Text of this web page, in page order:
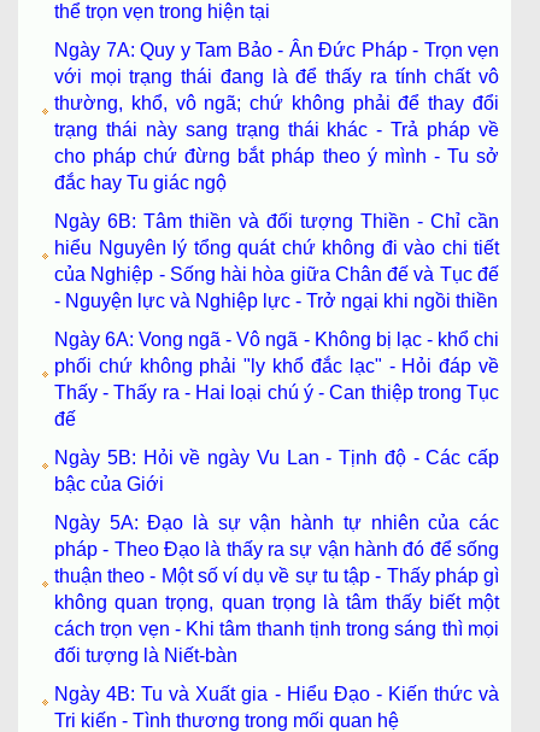
thể trọn vẹn trong hiện tại
Ngày 7A: Quy y Tam Bảo - Ân Đức Pháp - Trọn vẹn
với mọi trạng thái đang là để thấy ra tính chất vô
thường, khổ, vô ngã; chứ không phải để thay đổi
trạng thái này sang trạng thái khác - Trả pháp về
cho pháp chứ đừng bắt pháp theo ý mình - Tu sở
đắc hay Tu giác ngộ
Ngày 6B: Tâm thiền và đối tượng Thiền - Chỉ cần
hiểu Nguyên lý tổng quát chứ không đi vào chi tiết
của Nghiệp - Sống hài hòa giữa Chân đế và Tục đế
- Nguyện lực và Nghiệp lực - Trở ngại khi ngồi thiền
Ngày 6A: Vong ngã - Vô ngã - Không bị lạc - khổ chi
phối chứ không phải "ly khổ đắc lạc" - Hỏi đáp về
Thấy - Thấy ra - Hai loại chú ý - Can thiệp trong Tục
đế
Ngày 5B: Hỏi về ngày Vu Lan - Tịnh độ - Các cấp
bậc của Giới
Ngày 5A: Đạo là sự vận hành tự nhiên của các
pháp - Theo Đạo là thấy ra sự vận hành đó để sống
thuận theo - Một số ví dụ về sự tu tập - Thấy pháp gì
không quan trọng, quan trọng là tâm thấy biết một
cách trọn vẹn - Khi tâm thanh tịnh trong sáng thì mọi
đối tượng là Niết-bàn
Ngày 4B: Tu và Xuất gia - Hiểu Đạo - Kiến thức và
Tri kiến - Tình thương trong mối quan hệ